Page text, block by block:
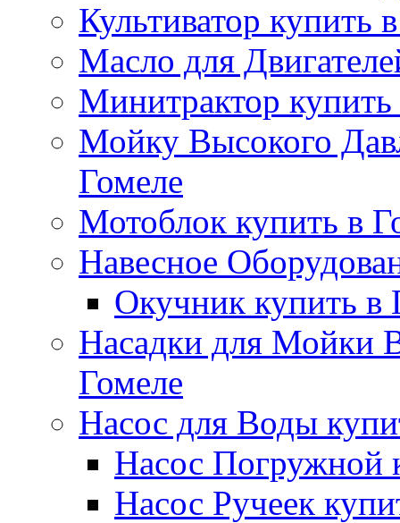
Культиватор купить
Масло для
Минитрактор купить
Мойку Высокого
Гомеле
Мотоблок купить в
Навесное
Окучник купить в
Насадки для Мойки
Гомеле
Насос для Воды
Насос Погружной
Насос Ручеек